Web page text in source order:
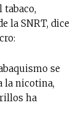
tabaco,
la SNRT, dice
se
la nicotina,
ha